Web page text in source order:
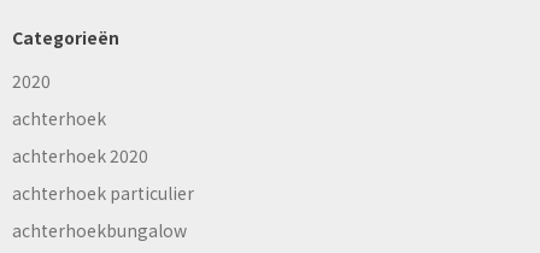
Categorieën
2020
achterhoek
achterhoek 2020
achterhoek particulier
achterhoekbungalow